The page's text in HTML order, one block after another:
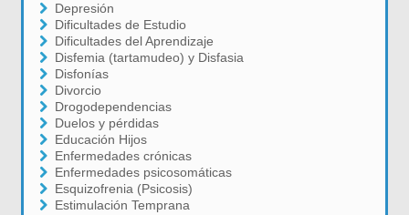
Depresión
Dificultades de Estudio
Dificultades del Aprendizaje
Disfemia (tartamudeo) y Disfasia
Disfonías
Divorcio
Drogodependencias
Duelos y pérdidas
Educación Hijos
Enfermedades crónicas
Enfermedades psicosomáticas
Esquizofrenia (Psicosis)
Estimulación Temprana